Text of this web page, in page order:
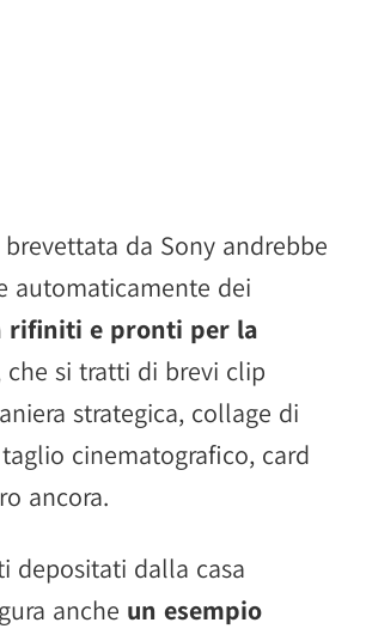
da Sony andrebbe
automaticamente dei
rifiniti e pronti per la
che si tratti di brevi clip
strategica, collage di
cinematografico, card
ancora.
depositati dalla casa
anche un esempio